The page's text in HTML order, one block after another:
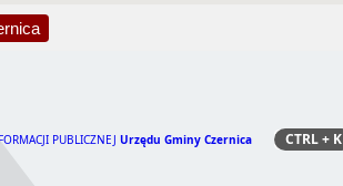
PUBLICZNEJ Urzędu Gminy Czernica Szukaj
CTRL+ K